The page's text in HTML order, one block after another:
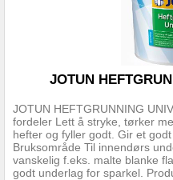
JOTUN HEFTGRUNNING
fordeler Lett å stryke, tørker
hefter og fyller godt. Gir et
Bruksområde Til innendørs
vanskelig f.eks. malte blanke
godt underlag for sparkel.
JOTUN